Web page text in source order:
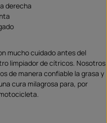
derecha
mucho cuidado antes del
limpiador de cítricos. Nosotros
de manera confiable la grasa y
cura milagrosa para, por